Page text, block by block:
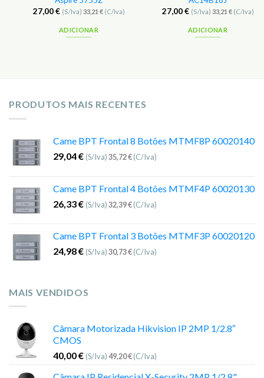
27,00€ (S/Iva) 33,21 €(C/Iva)
ADICIONAR
27,00€ (S/Iva) 33,21 €(C/Iva)
ADICIONAR
PRODUTOS MAIS RECENTES
Came BPT Frontal 8 Botões MTMF8P 60020140
29,04€ (S/Iva)35,72€(C/Iva)
Came BPT Frontal 4 Botões MTMF4P 60020130
26,33€ (S/Iva)32,39€(C/Iva)
Came BPT Frontal 3 Botões MTMF3P 60020120
24,98€ (S/Iva)30,73€(C/Iva)
MAIS VENDIDOS
Câmara Motorizada Hikvision IP 2MP 1/2.8″
CMOS
40,00€ (S/Iva)49,20€(C/Iva)